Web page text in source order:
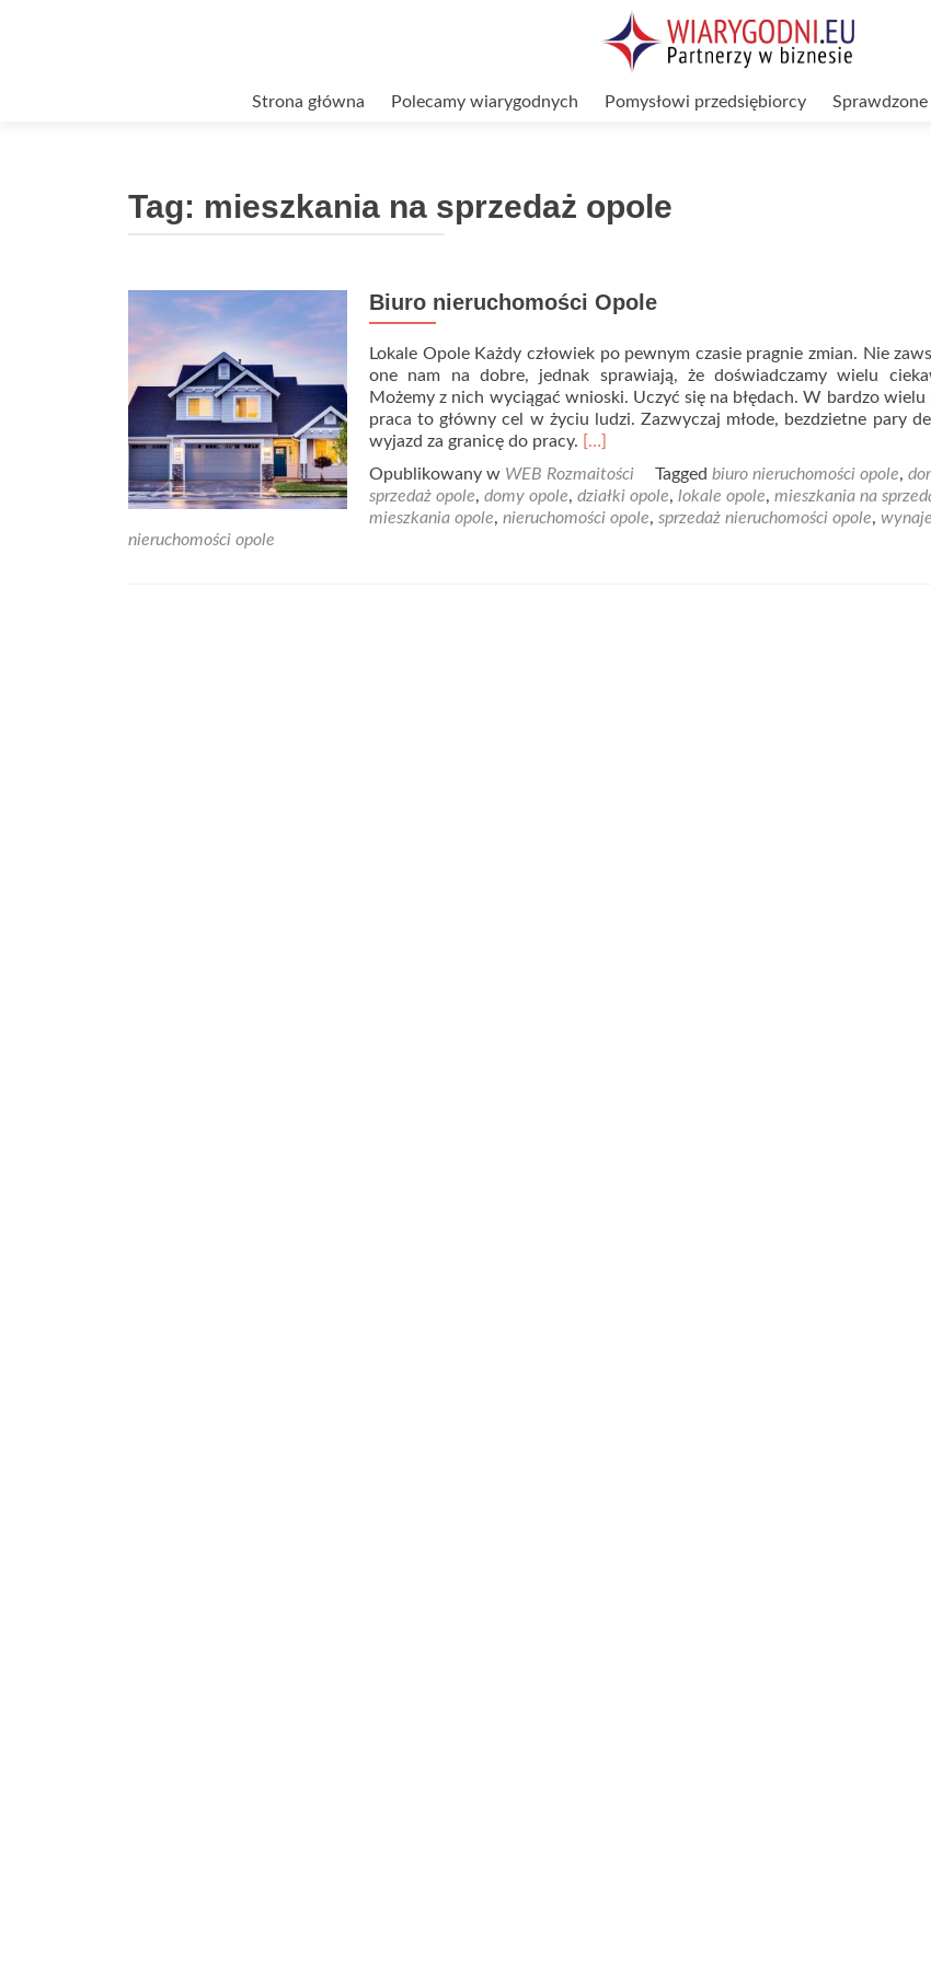
Strona główna Polecamy wiarygodnych Pomysłowi przedsiębiorcy Sprawdzone
Tag: mieszkania na sprzedaż opole
Biuro nieruchomości Opole
Lokale Opole Każdy człowiek po pewnym czasie pragnie zmian. Nie
one nam na dobre, jednak sprawiają, że doświadczamy wielu
Możemy z nich wyciągać wnioski. Uczyć się na błędach. W bardzo wielu
praca to główny cel w życiu ludzi. Zazwyczaj młode, bezdzietne pary
wyjazd za granicę do pracy. Read
about
Biuro
nieruchomości
[…]
Opublikowany w WEB Rozmaitości Tagged biuro nieruchomości opole,
sprzedaż opole, domy opole, działki opole, lokale opole, mieszkania na
mieszkania opole, nieruchomości opole, sprzedaż nieruchomości opole,
nieruchomości opole